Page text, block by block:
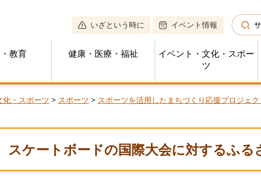
いざという時に イベント情報
教育 健康・医療・福祉
イベント・文化・スポー
ツ
化・スポーツ > スポーツ > スポーツを活用したまちづくり応援プロジェク
スケートボードの国際大会に対するふる